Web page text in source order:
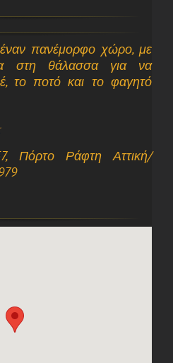
πανέμορφο χώρο, με
στη θάλασσα για να
το ποτό και το φαγητό
Πόρτο Ράφτη Αττική/